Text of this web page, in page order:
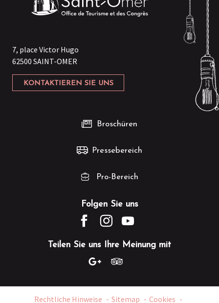
7, place Victor Hugo
62500 SAINT-OMER
KONTAKTIEREN SIE UNS
Folgen Sie uns
Teilen Sie uns Ihre Meinung mit
Broschüren
Pressebereich
Pro-Bereich
Rechtliche Hinweise Sitemap Cookies